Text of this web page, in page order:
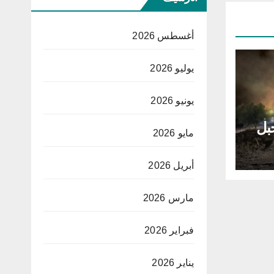
أغسطس 2026
يوليو 2026
يونيو 2026
مايو 2026
أبريل 2026
مارس 2026
فبراير 2026
يناير 2026